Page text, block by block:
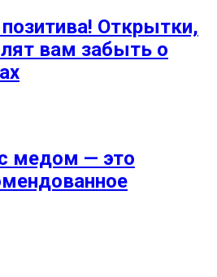
Открытки,
вам забыть о
медом — это